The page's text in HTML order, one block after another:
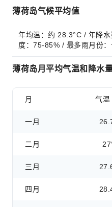
薄荷岛气候平均值
年均温：约 28.3°C / 年降
度：75-85% / 最多雨月份：
薄荷岛月平均气温和降水
月 气温
一月
二月
三月
四月